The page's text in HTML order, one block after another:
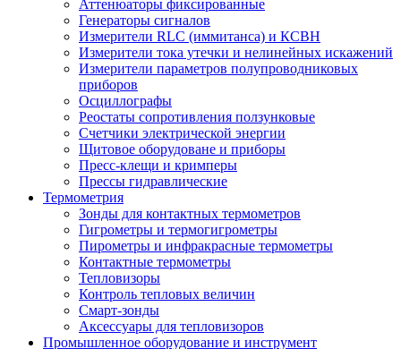
Аттенюаторы фиксированные
Генераторы сигналов
Измерители RLC (иммитанса) и КСВН
Измерители тока утечки и нелинейных искажений
Измерители параметров полупроводниковых
приборов
Осциллографы
Реостаты сопротивления ползунковые
Счетчики электрической энергии
Щитовое оборудоване и приборы
Пресс-клещи и кримперы
Прессы гидравлические
Термометрия
Зонды для контактных термометров
Гигрометры и термогигрометры
Пирометры и инфракрасные термометры
Контактные термометры
Тепловизоры
Контроль тепловых величин
Смарт-зонды
Аксессуары для тепловизоров
Промышленное оборудование и инструмент